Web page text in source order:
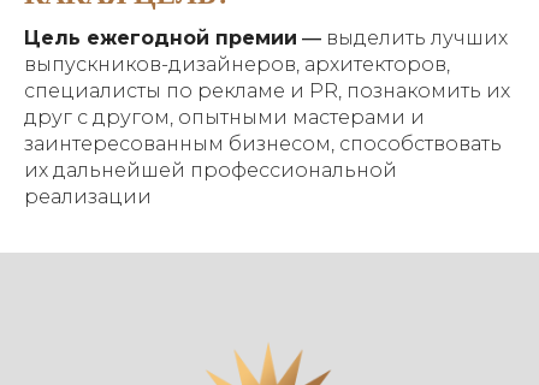
Цель ежегодной премии — выделить лучших
выпускников-дизайнеров, архитекторов,
специалисты по рекламе и PR, познакомить их
друг с другом, опытными мастерами и
заинтересованным бизнесом, способствовать
их дальнейшей профессиональной
реализации